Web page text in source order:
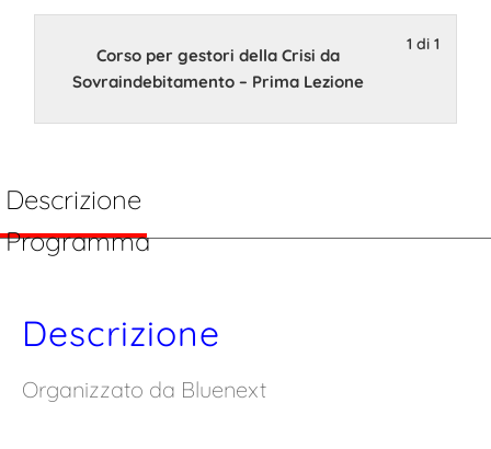
29 Settembre 2022 14:00
1 di 1
Corso per gestori della Crisi da
Sovraindebitamento – Prima Lezione
Descrizione
Programma
Descrizione
Organizzato da Bluenext